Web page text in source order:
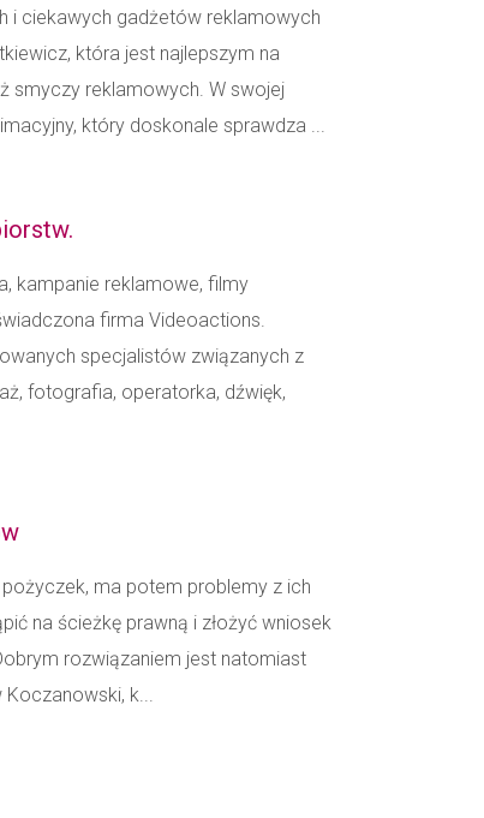
i ciekawych gadżetów reklamowych
która jest najlepszym na
smyczy reklamowych. W swojej
który doskonale sprawdza ...
kampanie reklamowe, filmy
firma Videoactions.
specjalistów związanych z
fotografia, operatorka, dźwięk,
ma potem problemy z ich
na ścieżkę prawną i złożyć wniosek
rozwiązaniem jest natomiast
k...